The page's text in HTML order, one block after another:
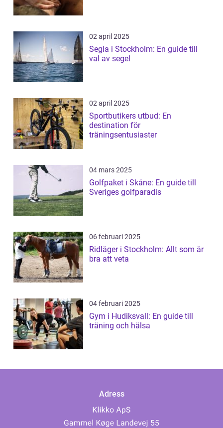
02 april 2025
Segla i Stockholm: En guide till
val av segel
02 april 2025
Sportbutikers utbud: En
destination för
träningsentusiaster
04 mars 2025
Golfpaket i Skåne: En guide till
Sveriges golfparadis
06 februari 2025
Ridläger i Stockholm: Allt som är
bra att veta
04 februari 2025
Gym i Hudiksvall: En guide till
träning och hälsa
Adress